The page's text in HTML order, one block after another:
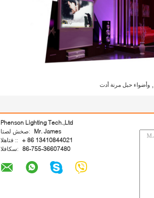
وأضواء حبل مرنة أدت
Phenson Lighting Tech.,Ltd
اتصل شخص:
Mr. James
الهاتف ::
+ 86 13410844021
الفاكس: 86-755-36607480